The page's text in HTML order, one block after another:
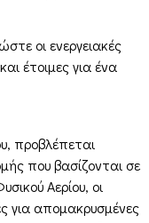
οι ενεργειακές
έτοιμες για ένα
προβλέπεται
που βασίζονται σε
Αερίου, οι
για απομακρυσμένες